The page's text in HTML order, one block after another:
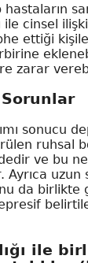
ile cinsel
ettiği
zarar
sonucu
ruhsal
ve bu
uzun
da birlikte
ile